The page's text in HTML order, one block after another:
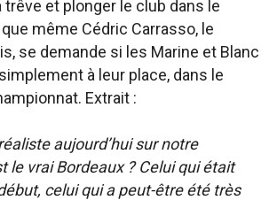
trêve et plonger le club dans le
même Cédric Carrasso, le
se demande si les Marine et Blanc
à leur place, dans le
Extrait :
aujourd’hui sur notre
le vrai Bordeaux ? Celui qui était
celui qui a peut-être été très